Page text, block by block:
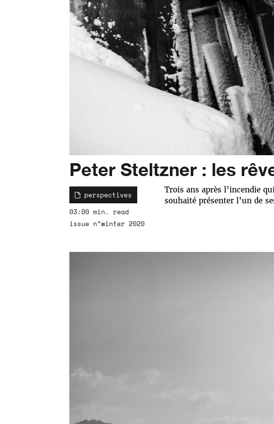
Peter Steltzner : les
perspectives
03:00 min. read
issue n°winter 2020
Trois ans après l’incendie
souhaité présenter l’un de